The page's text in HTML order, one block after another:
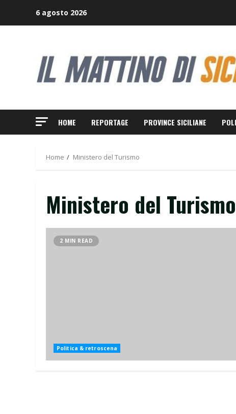
6 agosto 2026
HOME REPORTAGE PROVINCE SICILIANE
Home Ministero del Turismo
Ministero del Turismo
2 MIN READ
Politica & retroscena